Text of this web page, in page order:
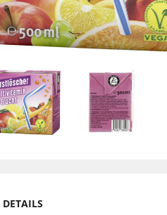
DETAILS